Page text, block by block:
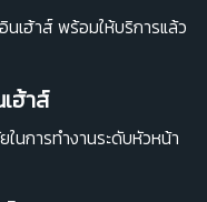
เฮ้าส์ พร้อมให้บริการแล้ว
ฮ้าส์
นการทำงานระดับหัวหน้า